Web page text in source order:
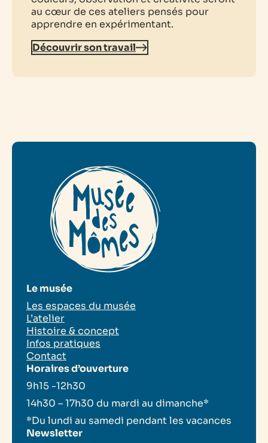
au cœur de ces ateliers pensés pour
apprendre en expérimentant.
Découvrir son travail
Le musée
Les espaces du musée
L’atelier
Histoire & concept
Infos pratiques
Contact
Horaires d’ouverture
9h15 -12h30
14h30 – 17h30 du mardi au dimanche*
*Du lundi au samedi pendant les vacances
Newsletter